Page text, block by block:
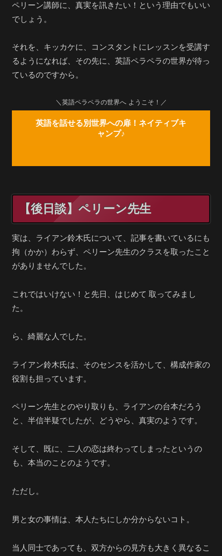
ペリーン講師に、真実を訊きたい！という理由でもいい
でしょう。
それを、キッカケに、コンスタントにレッスンを受講す
るようになれば、その先に、英語ペラペラの世界が待っ
ているのですから。
＼英語ペラペラの世界へ ようこそ！／
英語を話せる別世界への扉！ネイティブキ
ャンプ♪
【後日談】ペリーン先生
実は、ライアン鈴木氏について、記事を書いているにも
拘（かか）わらず、ペリーン先生のクラスを取ったこと
がありませんでした。
これではいけない！と先日、はじめて 取ってみまし
た。
ら、綺麗な人でした。
ライアン鈴木氏は、そのセンスを活かして、構成作家の
役割も担っています。
ペリーン先生とのやり取りも、ライアンの台本だろう
と、半信半疑でしたが、どうやら、真実のようです。
そして、既に、二人の恋は終わってしまったというの
も、本当のことのようです。
ただし。
男と女の事情は、本人たちにしか分からないコト。
当人同士であっても、双方からの見方も大きく異なるこ